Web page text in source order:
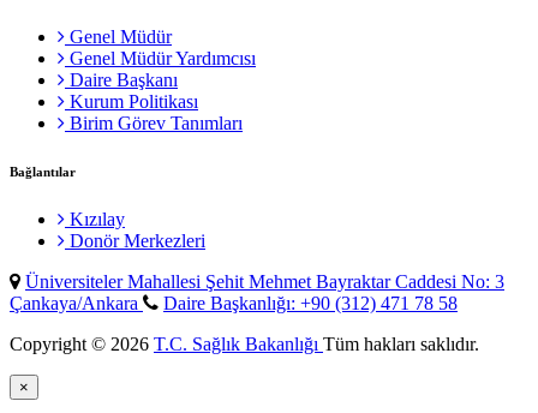
Genel Müdür
Genel Müdür Yardımcısı
Daire Başkanı
Kurum Politikası
Birim Görev Tanımları
Bağlantılar
Kızılay
Donör Merkezleri
Üniversiteler Mahallesi Şehit Mehmet Bayraktar Caddesi No: 3
Çankaya/Ankara
Daire Başkanlığı: +90 (312) 471 78 58
Copyright © 2026 T.C. Sağlık Bakanlığı Tüm hakları saklıdır.
×